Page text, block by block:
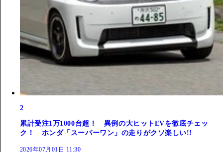
2
累計受注1万1000台超！ 異例の大ヒットEVを徹底チェッ
ク！ ホンダ「スーパーワン」の走りがクソ楽しい!!
2026年07月01日 11:30